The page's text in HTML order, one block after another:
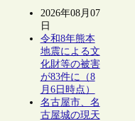
2026年08月07
日
令和8年熊本
地震による文
化財等の被害
が83件に（8
月6日時点）
名古屋市、名
古屋城の現天